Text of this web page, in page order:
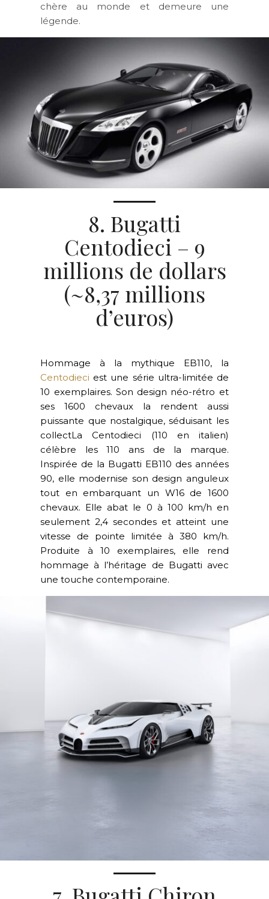
chère au monde et demeure une
légende.
8. Bugatti
Centodieci – 9
millions de dollars
(~8,37 millions
d’euros)
Hommage à la mythique EB110, la
Centodieci est une série ultra-limitée de
10 exemplaires. Son design néo-rétro et
ses 1600 chevaux la rendent aussi
puissante que nostalgique, séduisant les
collectLa Centodieci (110 en italien)
célèbre les 110 ans de la marque.
Inspirée de la Bugatti EB110 des années
90, elle modernise son design anguleux
tout en embarquant un W16 de 1600
chevaux. Elle abat le 0 à 100 km/h en
seulement 2,4 secondes et atteint une
vitesse de pointe limitée à 380 km/h.
Produite à 10 exemplaires, elle rend
hommage à l’héritage de Bugatti avec
une touche contemporaine.